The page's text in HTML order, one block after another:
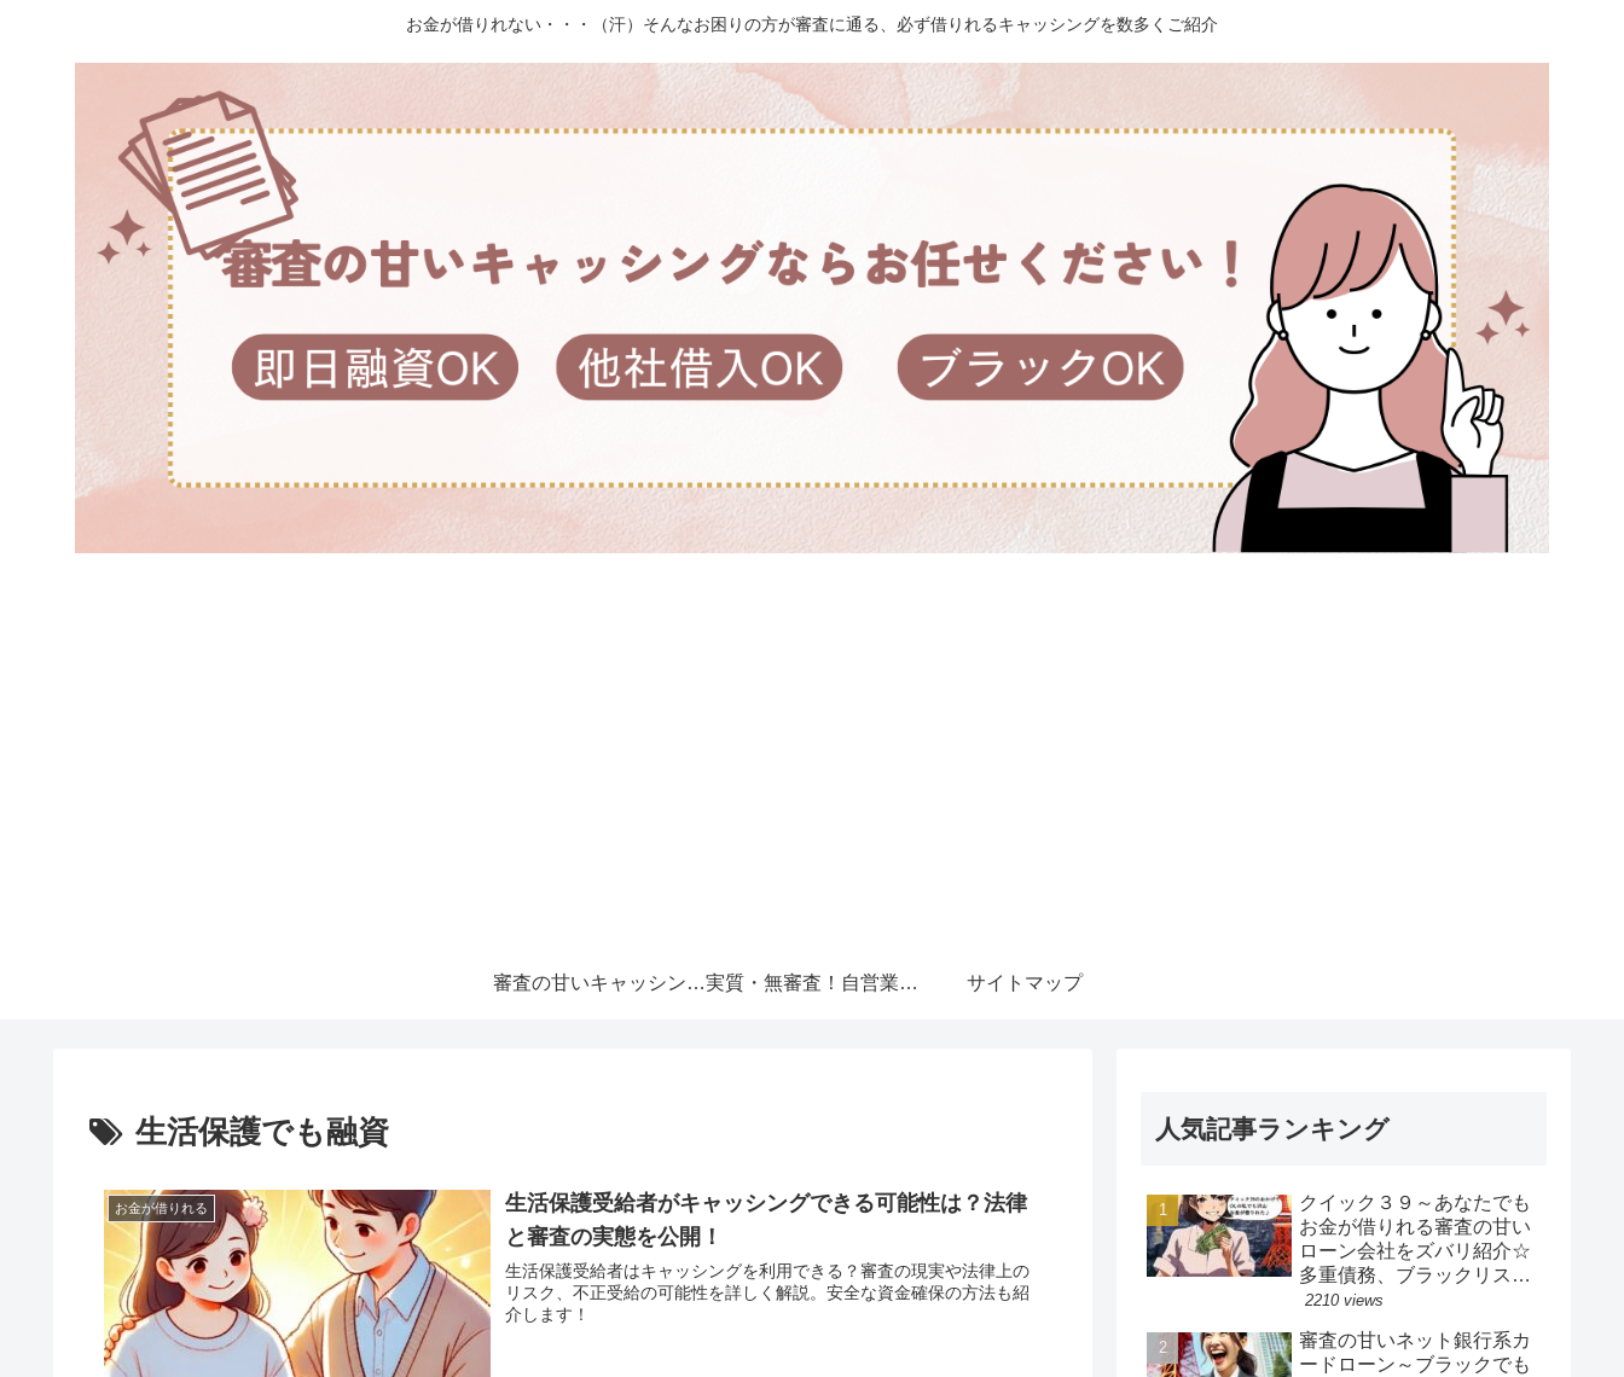
お金が借りれない・・・（汗）そんなお困りの方が審査に通る、必ず借りれるキャッシングを数多くご紹介
審査の甘いキャッシング～必ず借りれる！ 実質・無審査！自営業者の資金調達法 サイトマップ
生活保護でも融資
お金が借りれる
生活保護受給者がキャッシングできる可能性は？法律
と審査の実態を公開！
生活保護受給者はキャッシングを利用できる？審査の現実や法律上の
リスク、不正受給の可能性を詳しく解説。安全な資金確保の方法も紹
介します！
人気記事ランキング
クイック３９～あなたでも
お金が借りれる審査の甘い
ローン会社をズバリ紹介☆
多重債務、ブラックリスト
でも借りれる
2210 views
審査の甘いネット銀行系カ
ードローン～ブラックでも